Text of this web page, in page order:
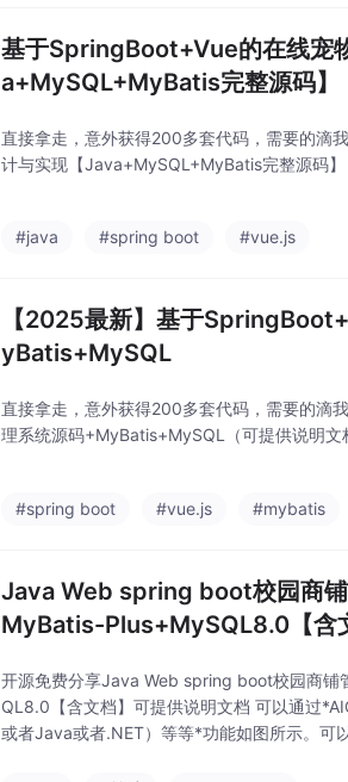
基于SpringBoot+Vue的在线宠
a+MySQL+MyBatis完整源码】
直接拿走，意外获得200多套代码，需要的滴
计与实现【Java+MySQL+MyBatis完整源码】
#java #spring boot #vue.js
【2025最新】基于
yBatis+MySQL
直接拿走，意外获得200多套代码，需要的滴
理系统源码+MyBatis+MySQL（可提供说明文
#spring boot #vue.js #mybatis
Java Web spring boot校园商
MyBatis-Plus+MySQL8.0【含
开源免费分享Java Web spring boot校园商
QL8.0【含文档】可提供说明文档 可以通过
或者Java或者.NET）等等*功能如图所示。可